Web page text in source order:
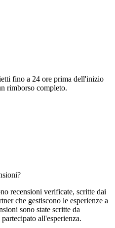
fino a 24 ore prima dell'inizio
rimborso completo.
recensioni verificate, scritte dai
che gestiscono le esperienze a
sono state scritte da
all'esperienza.